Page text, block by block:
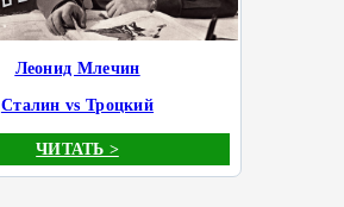
Леонид Млечин
Сталин vs Троцкий
ЧИТАТЬ >